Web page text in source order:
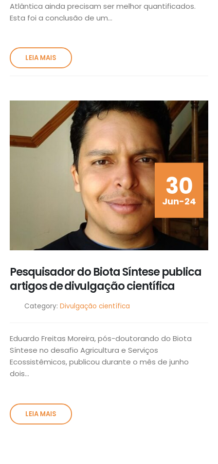
Atlântica ainda precisam ser melhor quantificados.
Esta foi a conclusão de um...
LEIA MAIS
30
Jun-24
Pesquisador do Biota Síntese publica
artigos de divulgação científica
Category: Divulgação científica
Eduardo Freitas Moreira, pós-doutorando do Biota
Síntese no desafio Agricultura e Serviços
Ecossistêmicos, publicou durante o mês de junho
dois...
LEIA MAIS